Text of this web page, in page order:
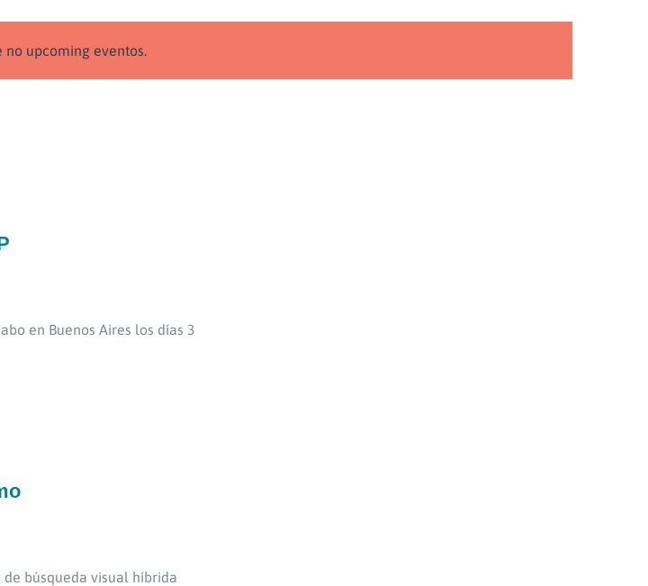
no upcoming eventos.
en Buenos Aires los días 3
búsqueda visual híbrida